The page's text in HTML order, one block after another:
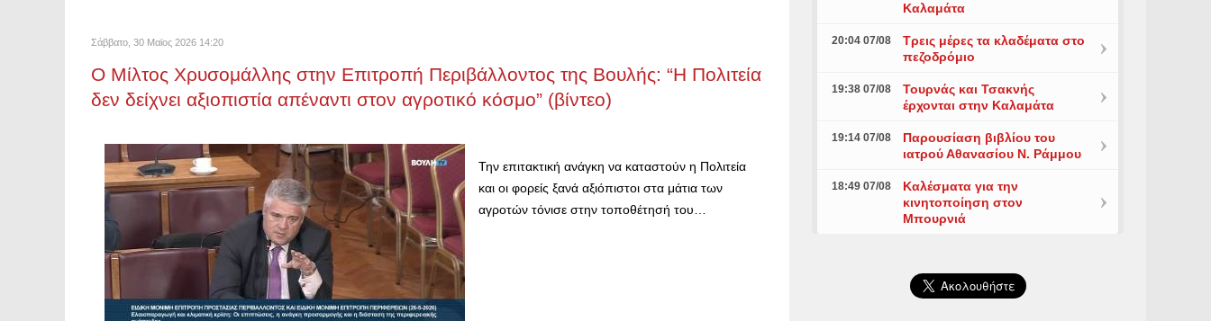
Σάββατο, 30 Μαϊος 2026 14:20
Ο Μίλτος Χρυσομάλλης στην Επιτροπή Περιβάλλοντος της Βουλής: “Η Πολιτεία
δεν δείχνει αξιοπιστία απέναντι στον αγροτικό κόσμο” (βίντεο)
Την επιτακτική ανάγκη να καταστούν η Πολιτεία
και οι φορείς ξανά αξιόπιστοι στα μάτια των
αγροτών τόνισε στην τοποθέτησή του…
Καλαμάτα
20:04 07/08
Τρεις μέρες τα κλαδέματα στο
πεζοδρόμιο
19:38 07/08
Τουρνάς και Τσακνής
έρχονται στην Καλαμάτα
19:14 07/08
Παρουσίαση βιβλίου του
ιατρού Αθανασίου Ν. Ράμμου
18:49 07/08
Καλέσματα για την
κινητοποίηση στον
Μπουρνιά